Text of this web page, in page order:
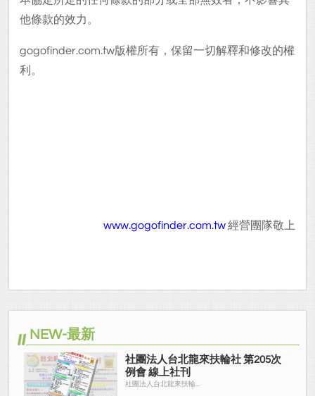
他條款的效力。
gogofinder.com.tw版權所有，保留一切解釋和修改的權
利。
www.gogofinder.com.tw 經營團隊敬上
NEW-最新
社團法人台北龍來扶輪社 第205次
例會 線上社刊
社團法人台北龍來扶輪...